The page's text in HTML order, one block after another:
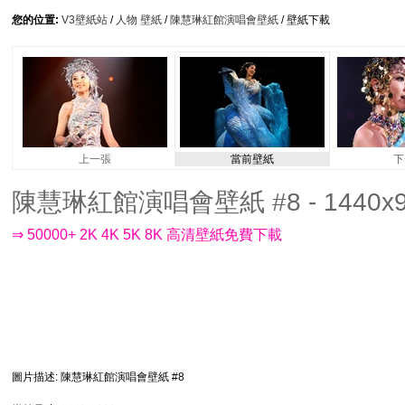
您的位置: V3壁紙站 / 人物 壁紙 / 陳慧琳紅館演唱會壁紙 / 壁紙下載
上一張 當前壁紙
陳慧琳紅館演唱會壁紙 #8 -
⇒ 50000+ 2K 4K 5K 8K 高清壁紙免費下載
圖片描述: 陳慧琳紅館演唱會壁紙 #8